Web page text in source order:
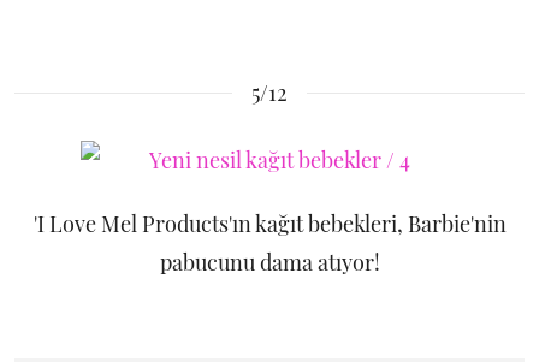
5/12
'I Love Mel Products'ın kağıt bebekleri, Barbie'nin
pabucunu dama atıyor!